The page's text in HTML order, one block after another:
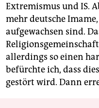
Extremismus und IS.
mehr deutsche
aufgewachsen sind.
allerdings so einen
befürchte ich, dass
gestört wird. Dann